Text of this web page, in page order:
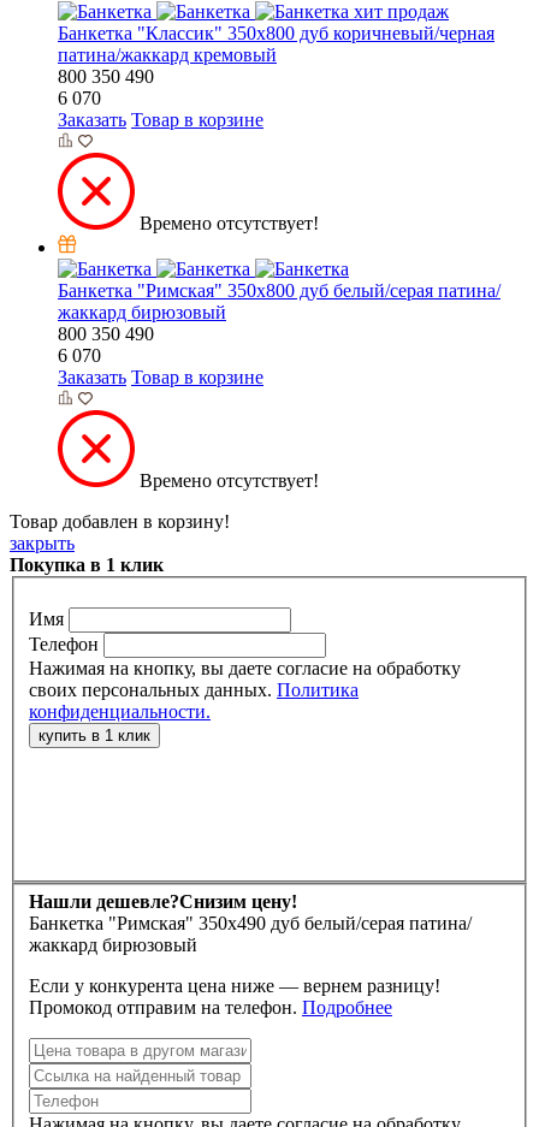
хит продаж
Банкетка "Классик" 350х800 дуб коричневый/черная
патина/жаккард кремовый
800 350 490
6 070
Заказать Товар в корзине
Времено отсутствует!
Банкетка "Римская" 350х800 дуб белый/серая патина/
жаккард бирюзовый
800 350 490
6 070
Заказать Товар в корзине
Времено отсутствует!
Товар добавлен в корзину!
закрыть
Покупка в 1 клик
Имя
Телефон
Нажимая на кнопку, вы даете согласие на обработку
своих персональных данных. Политика
конфиденциальности.
Нашли дешевле?Снизим цену!
Банкетка "Римская" 350х490 дуб белый/серая патина/
жаккард бирюзовый
Если у конкурента цена ниже — вернем разницу!
Промокод отправим на телефон. Подробнее